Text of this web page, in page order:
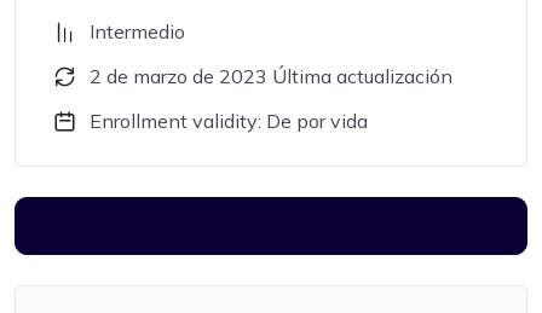
Intermedio
2 de marzo de 2023 Última actualización
Enrollment validity: De por vida